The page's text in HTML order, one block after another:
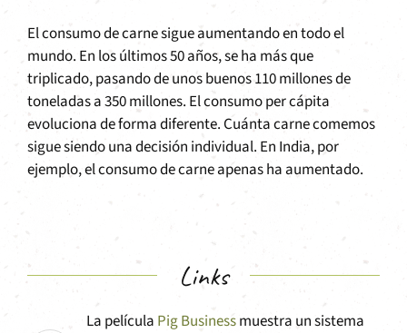
El consumo de carne sigue aumentando en todo el
mundo. En los últimos 50 años, se ha más que
triplicado, pasando de unos buenos 110 millones de
toneladas a 350 millones. El consumo per cápita
evoluciona de forma diferente. Cuánta carne comemos
sigue siendo una decisión individual. En India, por
ejemplo, el consumo de carne apenas ha aumentado.
Links
La película Pig Businessmuestra un sistema